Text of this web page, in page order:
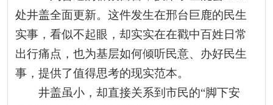
处井盖全面更新。这件发生在邢台巨鹿的民生
实事，看似不起眼，却实实在在戳中百姓日常
出行痛点，也为基层如何倾听民意、办好民生
事，提供了值得思考的现实范本。
井盖虽小，却直接关系到市民的“脚下安